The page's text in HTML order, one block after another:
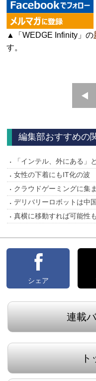
▲「WEDGE Infinity」の
す。
編集部おすすめの
「インテル、外にある」
女性の下着にもIT化の波
クラウドゲーミングに集
デリバリーロボットは中
真横に移動すれば可能性
シェア
連載